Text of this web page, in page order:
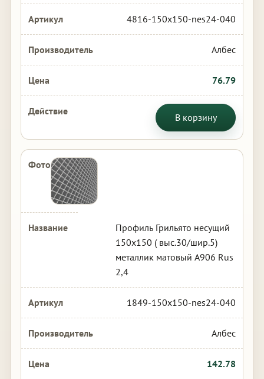
4816-150x150-nes24-040
Албес
76.79
В корзину
Профиль Грильято несущий
150х150 ( выс.30/шир.5)
металлик матовый А906 Rus
2,4
1849-150x150-nes24-040
Албес
142.78